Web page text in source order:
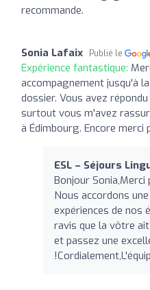
recommande.
Sonia Lafaix Publié le
Expérience fantastique:
accompagnement jusqu'à
dossier. Vous avez
surtout vous m'avez
à Édimbourg. Encore
ESL – Séjours
Bonjour
Nous accordons
expériences de nos
ravis que la vôtre
et passez une